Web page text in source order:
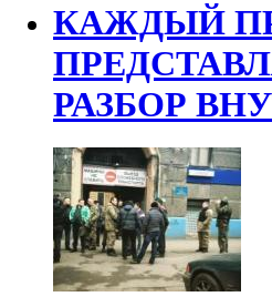
КАЖДЫЙ
РАЗБОР